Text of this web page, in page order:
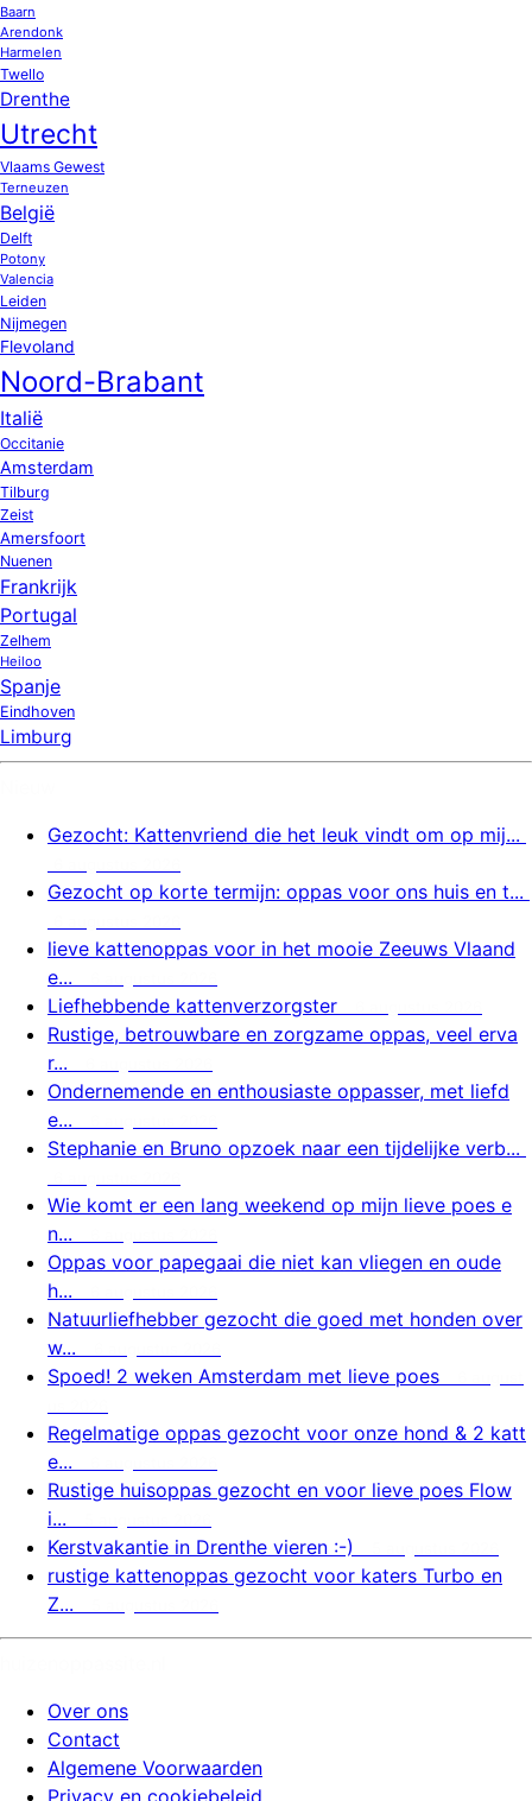
Baarn
Arendonk
Harmelen
Twello
Drenthe
Utrecht
Vlaams Gewest
Terneuzen
België
Delft
Potony
Valencia
Leiden
Nijmegen
Flevoland
Noord-Brabant
Italië
Occitanie
Amsterdam
Tilburg
Zeist
Amersfoort
Nuenen
Frankrijk
Portugal
Zelhem
Heiloo
Spanje
Eindhoven
Limburg
Gezocht: Kattenvriend die het leuk vindt om op mij...
Gezocht op korte termijn: oppas voor ons huis en t...
lieve kattenoppas voor in het mooie Zeeuws Vlaand
e...
Liefhebbende kattenverzorgster
Rustige, betrouwbare en zorgzame oppas, veel erva
r...
Ondernemende en enthousiaste oppasser, met liefd
e...
Stephanie en Bruno opzoek naar een tijdelijke verb...
Wie komt er een lang weekend op mijn lieve poes e
n...
Oppas voor papegaai die niet kan vliegen en oude
h...
Natuurliefhebber gezocht die goed met honden over
w...
Spoed! 2 weken Amsterdam met lieve poes
Regelmatige oppas gezocht voor onze hond & 2 katt
e...
Rustige huisoppas gezocht en voor lieve poes Flow
i...
Kerstvakantie in Drenthe vieren :-)
rustige kattenoppas gezocht voor katers Turbo en
Z...
Over ons
Contact
Algemene Voorwaarden